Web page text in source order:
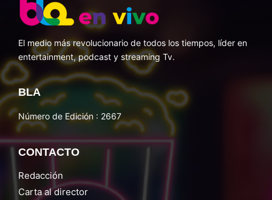
El medio más revolucionario de todos los tiempos, líder en
entertainment, podcast y streaming Tv.
BLA
Número de Edición : 2667
CONTACTO
Redacción
Carta al director